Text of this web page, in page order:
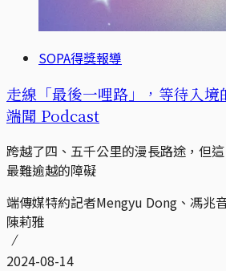
SOPA得獎報導
走線「最後一哩路」，等待入境
端聞 Podcast
跨越了四、五千公里的漫長路途，但
最難逾越的障礙
端傳媒特約記者Mengyu Dong、馮兆
陳莉雅
2024-08-14